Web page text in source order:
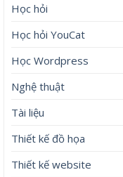
Học hỏi
Học hỏi YouCat
Học Wordpress
Nghệ thuật
Tài liệu
Thiết kế đồ họa
Thiết kế website